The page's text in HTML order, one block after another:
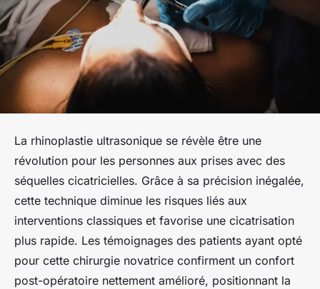
La rhinoplastie ultrasonique se révèle être une
révolution pour les personnes aux prises avec des
séquelles cicatricielles. Grâce à sa précision inégalée,
cette technique diminue les risques liés aux
interventions classiques et favorise une cicatrisation
plus rapide. Les témoignages des patients ayant opté
pour cette chirurgie novatrice confirment un confort
post-opératoire nettement amélioré, positionnant la